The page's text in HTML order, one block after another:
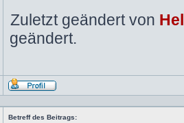
Zuletzt geändert von
geändert.
Profil
Betreff des Beitrags: